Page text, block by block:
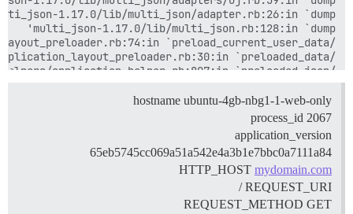
hostname ubuntu-4gb-nbg1-1-web-only
process_id 2067
application_version
65eb5745cc069a51a542e4a3b1e7bbc0a7111a84
HTTP_HOST mydomain.com
REQUEST_URI /
REQUEST_METHOD GET